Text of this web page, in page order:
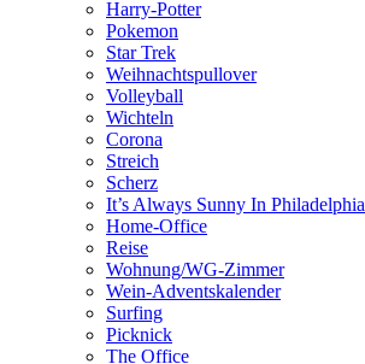
Harry-Potter
Pokemon
Star Trek
Weihnachtspullover
Volleyball
Wichteln
Corona
Streich
Scherz
It’s Always Sunny In Philadelphia
Home-Office
Reise
Wohnung/WG-Zimmer
Wein-Adventskalender
Surfing
Picknick
The Office